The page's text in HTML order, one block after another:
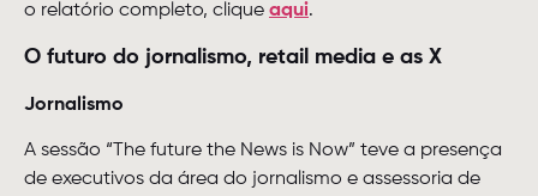
o relatório completo, clique aqui.
O futuro do jornalismo, retail media e as X
Jornalismo
A sessão “The future the News is Now” teve a presença
de executivos da área do jornalismo e assessoria de